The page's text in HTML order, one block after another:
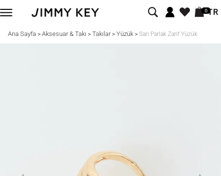
0TR
Ana Sayfa > Aksesuar & Takı > Takılar> Yüzük> Sarı Parlak Zarif Yüzük